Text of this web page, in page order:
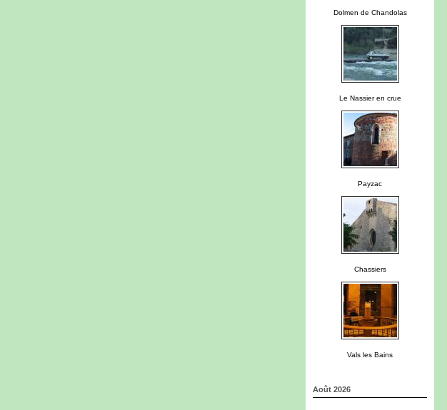
Dolmen de Chandolas
Le Nassier en crue
Payzac
Chassiers
Vals les Bains
Août 2026